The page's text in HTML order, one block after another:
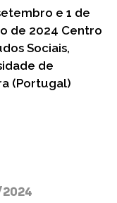
e 1 de
de 2024 Centro
Sociais,
de
(Portugal)